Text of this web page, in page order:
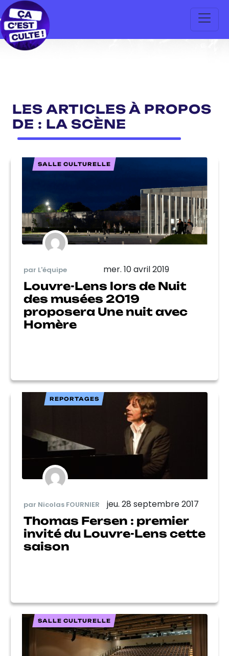
LES ARTICLES À PROPOS
DE : LA SCÈNE
SALLE CULTURELLE
par L'équipe mer. 10 avril 2019
Louvre-Lens lors de Nuit
des musées 2019
proposera Une nuit avec
Homère
REPORTAGES
par Nicolas FOURNIER jeu. 28 septembre 2017
Thomas Fersen : premier
invité du Louvre-Lens cette
saison
SALLE CULTURELLE